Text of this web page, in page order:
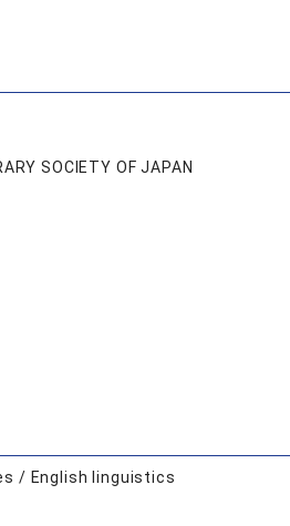
SOCIETY OF JAPAN
/ English linguistics